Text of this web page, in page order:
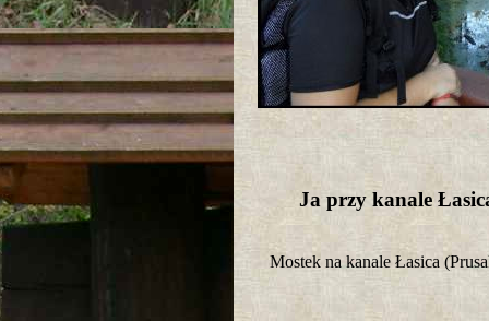
Ja przy kanale
Mostek na kanale Łasica